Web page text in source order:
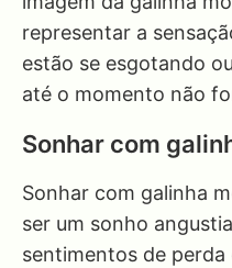
representar a
estão se esgotando
até o momento não
Sonhar com
Sonhar com galinha
ser um sonho
sentimentos de